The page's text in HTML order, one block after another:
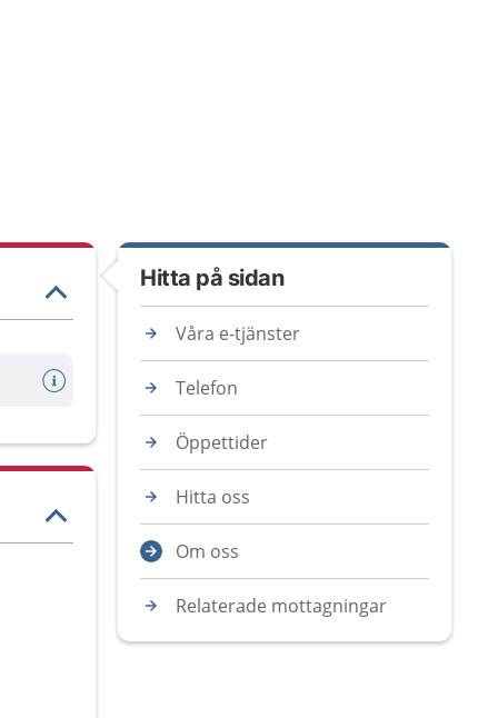
Hitta på sidan
Våra e-tjänster
Telefon
Öppettider
Hitta oss
Om oss
Relaterade mottagningar